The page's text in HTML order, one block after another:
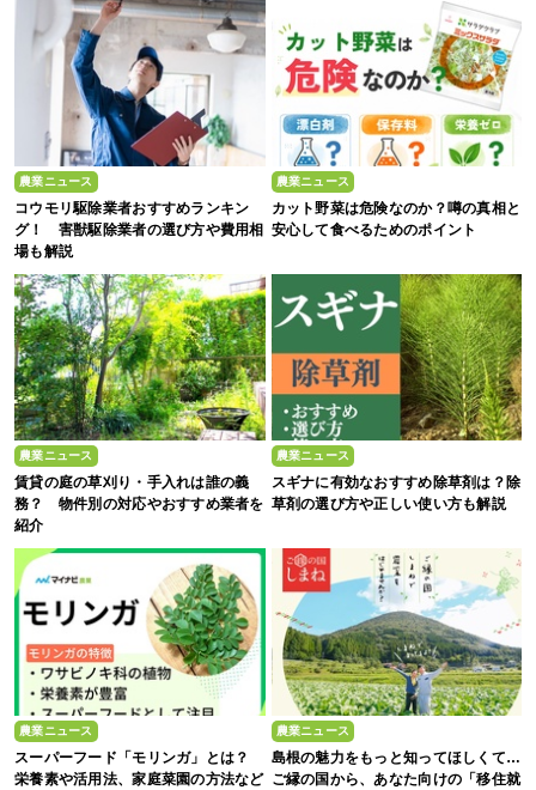
農業ニュース
コウモリ駆除業者おすすめランキン
グ！ 害獣駆除業者の選び方や費用相
場も解説
農業ニュース
カット野菜は危険なのか？噂の真相と
安心して食べるためのポイント
農業ニュース
賃貸の庭の草刈り・手入れは誰の義
務？ 物件別の対応やおすすめ業者を
紹介
農業ニュース
スギナに有効なおすすめ除草剤は？除
草剤の選び方や正しい使い方も解説
農業ニュース
スーパーフード「モリンガ」とは？
栄養素や活用法、家庭菜園の方法など
農業ニュース
島根の魅力をもっと知ってほしくて…
ご縁の国から、あなた向けの「移住就